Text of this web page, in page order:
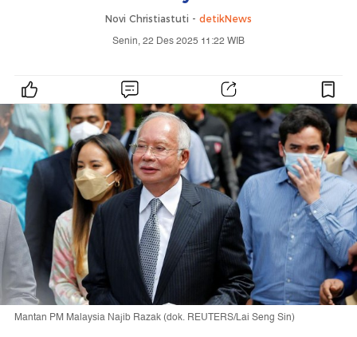
Novi Christiastuti - detikNews
Senin, 22 Des 2025 11:22 WIB
Mantan PM Malaysia Najib Razak (dok. REUTERS/Lai Seng Sin)